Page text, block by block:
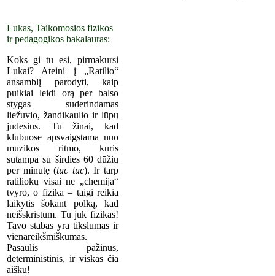
Lukas, Taikomosios fizikos
ir pedagogikos bakalauras:
Koks gi tu esi, pirmakursi
Lukai? Ateini į „Ratilio“
ansamblį parodyti, kaip
puikiai leidi orą per balso
stygas suderindamas
liežuvio, žandikaulio ir lūpų
judesius. Tu žinai, kad
klubuose apsvaigstama nuo
muzikos ritmo, kuris
sutampa su širdies 60 dūžių
per minutę (tūc tūc). Ir tarp
ratiliokų visai ne „chemija“
tvyro, o fizika – taigi reikia
laikytis šokant polką, kad
neišskristum. Tu juk fizikas!
Tavo stabas yra tikslumas ir
vienareikšmiškumas.
Pasaulis pažinus,
deterministinis, ir viskas čia
aišku!